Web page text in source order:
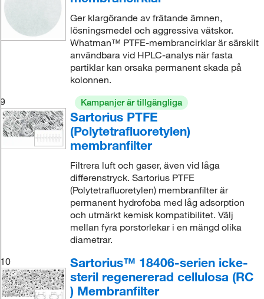
Ger klargörande av frätande ämnen,
lösningsmedel och aggressiva vätskor.
Whatman™ PTFE-membrancirklar är särskilt
användbara vid HPLC-analys när fasta
partiklar kan orsaka permanent skada på
kolonnen.
9
Kampanjer är tillgängliga
Sartorius PTFE
(Polytetrafluoretylen)
membranfilter
Filtrera luft och gaser, även vid låga
differenstryck. Sartorius PTFE
(Polytetrafluoretylen) membranfilter är
permanent hydrofoba med låg adsorption
och utmärkt kemisk kompatibilitet. Välj
mellan fyra porstorlekar i en mängd olika
diametrar.
10
Sartorius™ 18406-serien icke-
steril regenererad cellulosa (RC
) Membranfilter